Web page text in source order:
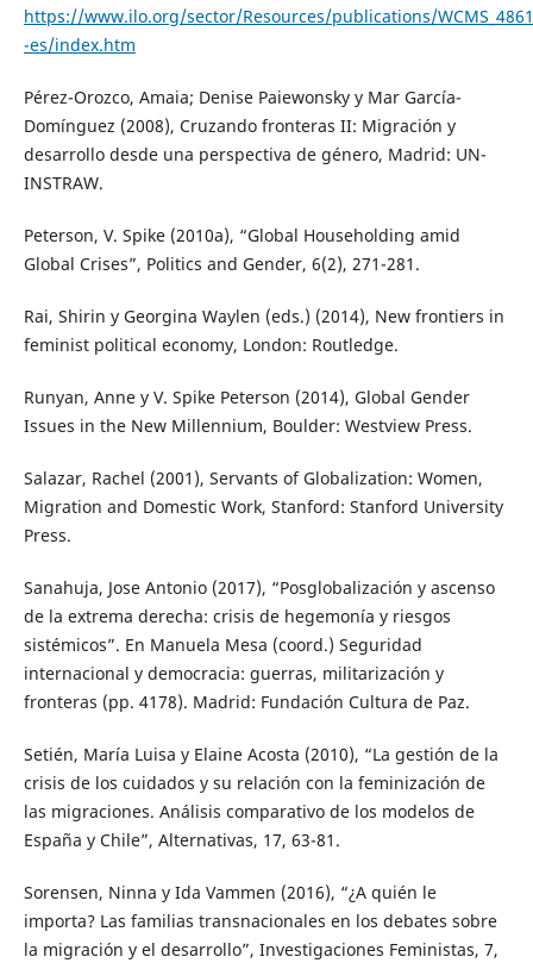
https://www.ilo.org/sector/Resources/publications/
-es/index.htm
Pérez-Orozco, Amaia; Denise Paiewonsky y Mar García-
Domínguez (2008), Cruzando fronteras II: Migración y
desarrollo desde una perspectiva de género, Madrid: UN-
INSTRAW.
Peterson, V. Spike (2010a), “Global Householding amid
Global Crises”, Politics and Gender, 6(2), 271-281.
Rai, Shirin y Georgina Waylen (eds.) (2014), New frontiers in
feminist political economy, London: Routledge.
Runyan, Anne y V. Spike Peterson (2014), Global Gender
Issues in the New Millennium, Boulder: Westview Press.
Salazar, Rachel (2001), Servants of Globalization: Women,
Migration and Domestic Work, Stanford: Stanford University
Press.
Sanahuja, Jose Antonio (2017), “Posglobalización y ascenso
de la extrema derecha: crisis de hegemonía y riesgos
sistémicos”. En Manuela Mesa (coord.) Seguridad
internacional y democracia: guerras, militarización y
fronteras (pp. 4178). Madrid: Fundación Cultura de Paz.
Setién, María Luisa y Elaine Acosta (2010), “La gestión de la
crisis de los cuidados y su relación con la feminización de
las migraciones. Análisis comparativo de los modelos de
España y Chile”, Alternativas, 17, 63-81.
Sorensen, Ninna y Ida Vammen (2016), “¿A quién le
importa? Las familias transnacionales en los debates sobre
la migración y el desarrollo”, Investigaciones Feministas, 7,